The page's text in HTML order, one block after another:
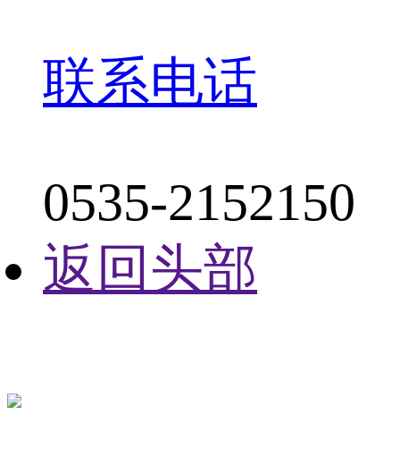
联系电话
0535-2152150
返回头部